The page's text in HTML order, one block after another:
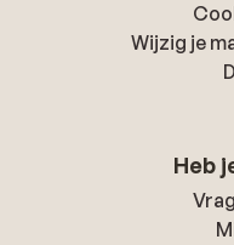
Wijzig je
Heb